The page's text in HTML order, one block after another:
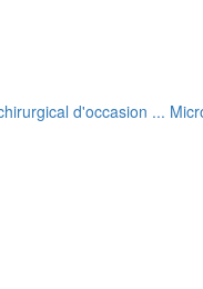
d'occasion ...